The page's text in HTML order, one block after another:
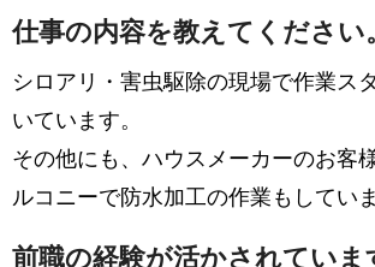
仕事の内容を教えてください
シロアリ・害虫駆除の現場で作業ス
いています。
その他にも、ハウスメーカーのお客
ルコニーで防水加工の作業もしていま
前職の経験が活かされていま